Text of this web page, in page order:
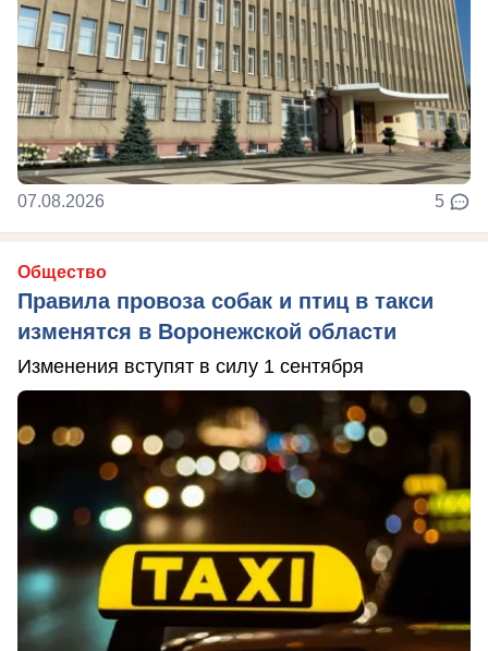
07.08.2026 5
Общество
Правила провоза собак и птиц в такси
изменятся в Воронежской области
Изменения вступят в силу 1 сентября